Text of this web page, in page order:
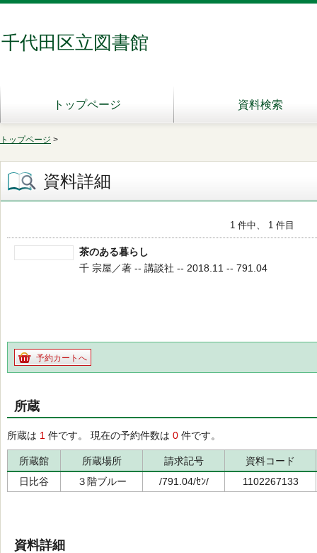
千代田区立図書館
トップページ 資料検索
トップページ >
資料詳細
1 件中、 1 件目
茶のある暮らし
千 宗屋／著 -- 講談社 -- 2018.11 -- 791.04
予約カートへ
所蔵
所蔵は 1 件です。 現在の予約件数は 0 件です。
所蔵館 所蔵場所 請求記号
資料コード
日比谷
３階ブルー /791.04/ｾﾝ/ 1102267133
資料詳細